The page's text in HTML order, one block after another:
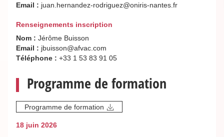
Email : juan.hernandez-rodriguez@oniris-nantes.fr
Renseignements inscription
Nom : Jérôme Buisson
Email : jbuisson@afvac.com
Téléphone : +33 1 53 83 91 05
Programme de formation
Programme de formation
18 juin 2026